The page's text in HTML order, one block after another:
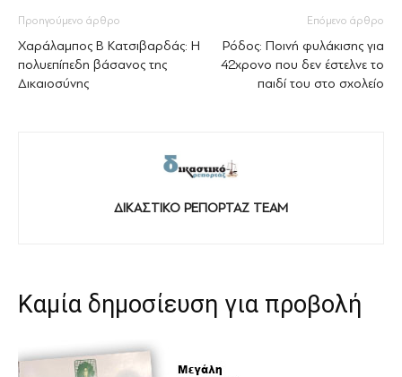
Προηγούμενο άρθρο
Xαράλαμπος Β Κατσιβαρδάς: Η
πολυεπίπεδη βάσανος της
Δικαιοσύνης
Επόμενο άρθρο
Ρόδος: Ποινή φυλάκισης για
42χρονο που δεν έστελνε το
παιδί του στο σχολείο
ΔΙΚΑΣΤΙΚΟ ΡΕΠΟΡΤΑΖ TEAM
Καμία δημοσίευση για προβολή